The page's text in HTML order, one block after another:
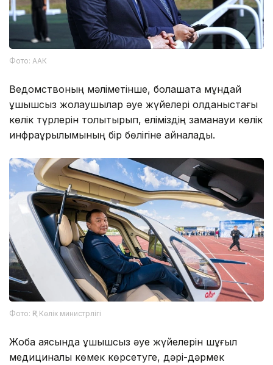
Фото: ААК
Ведомствоның мәліметінше, болашақта мұндай
ұшқышсыз жолаушылар әуе жүйелері қолданыстағы
көлік түрлерін толықтырып, еліміздің заманауи көлік
инфрақұрылымының бір бөлігіне айналады.
Фото: ҚР Көлік министрлігі
Жоба аясында ұшқышсыз әуе жүйелерін шұғыл
медициналық көмек көрсетуге, дәрі-дәрмек